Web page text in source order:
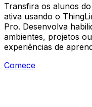
Transfira os alunos
ativa usando o
Pro. Desenvolva
ambientes, projetos
experiências de
Comece